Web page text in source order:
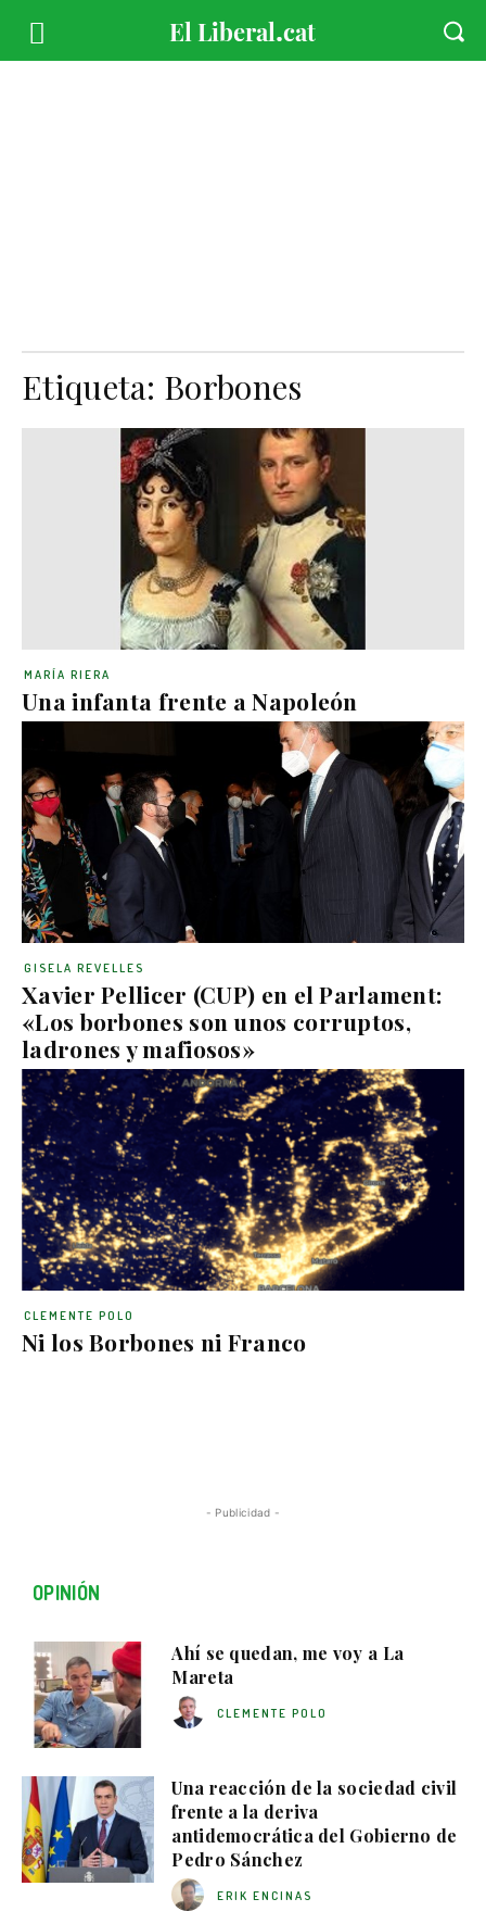
Etiqueta: Borbones
Una infanta frente a Napoleón
MARÍA RIERA
Xavier Pellicer (CUP) en el Parlament:
«Los borbones son unos corruptos,
ladrones y mafiosos»
GISELA REVELLES
Ni los Borbones ni Franco
CLEMENTE POLO
- Publicidad -
OPINIÓN
Ahí se quedan, me voy a La
Mareta
CLEMENTE POLO
Una reacción de la sociedad civil
frente a la deriva
antidemocrática del Gobierno de
Pedro Sánchez
ERIK ENCINAS